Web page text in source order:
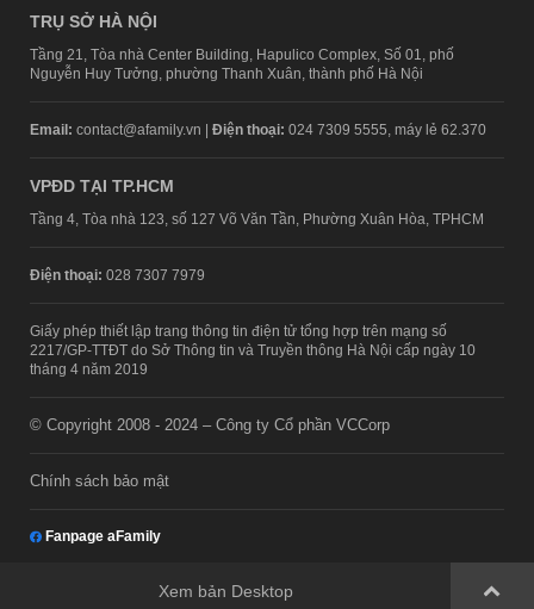
TRỤ SỞ HÀ NỘI
Tầng 21, Tòa nhà Center Building, Hapulico Complex, Số 01, phố
Nguyễn Huy Tưởng, phường Thanh Xuân, thành phố Hà Nội
Email: contact@afamily.vn | Điện thoại: 024 7309 5555, máy lẻ 62.370
VPĐD TẠI TP.HCM
Tầng 4, Tòa nhà 123, số 127 Võ Văn Tần, Phường Xuân Hòa, TPHCM
Điện thoại: 028 7307 7979
Giấy phép thiết lập trang thông tin điện tử tổng hợp trên mạng số
2217/GP-TTĐT do Sở Thông tin và Truyền thông Hà Nội cấp ngày 10
tháng 4 năm 2019
© Copyright 2008 - 2024 – Công ty Cổ phần VCCorp
Chính sách bảo mật
Fanpage aFamily
Xem bản Desktop